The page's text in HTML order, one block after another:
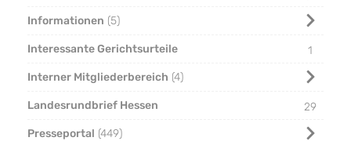
Informationen 5
Interessante Gerichtsurteile
1
Interner Mitgliederbereich 4
Landesrundbrief Hessen
29
Presseportal 449